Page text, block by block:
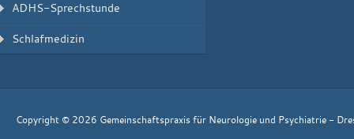
ADHS-Sprechstunde
Schlafmedizin
Copyright © 2026 Gemeinschaftspraxis für Neurologie und Psychiatrie -